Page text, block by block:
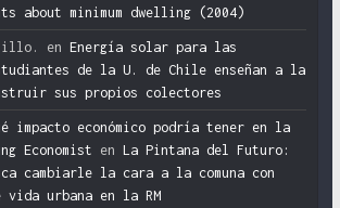
about minimum dwelling (2004)
en Energía solar para las
de la U. de Chile enseñan a la
sus propios colectores
impacto económico podría tener en la
Economist en La Pintana del Futuro:
cambiarle la cara a la comuna con
urbana en la RM